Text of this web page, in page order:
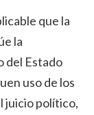
que la
la
del Estado
uso de los
juicio político,